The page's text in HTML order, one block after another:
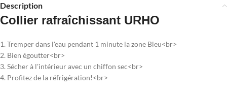
Description
Collier rafraîchissant URHO
1. Tremper dans l'eau pendant 1 minute la zone Bleu<br>
2. Bien égoutter<br>
3. Sécher à l'intérieur avec un chiffon sec<br>
4. Profitez de la réfrigération!<br>